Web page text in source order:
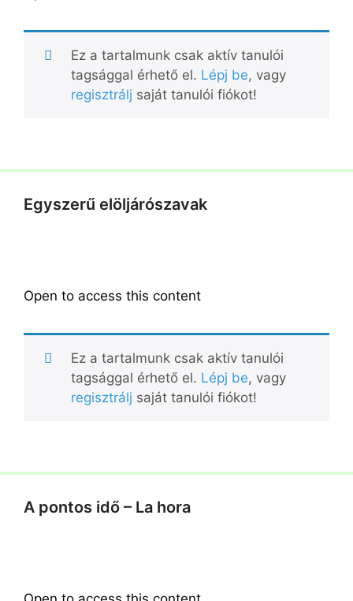
Ez a tartalmunk csak aktív tanulói
tagsággal érhető el. Lépj be, vagy
regisztrálj saját tanulói fiókot!
Egyszerű elöljárószavak
Open to access this content
Ez a tartalmunk csak aktív tanulói
tagsággal érhető el. Lépj be, vagy
regisztrálj saját tanulói fiókot!
A pontos idő – La hora